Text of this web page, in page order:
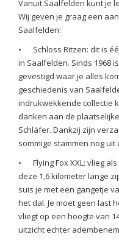
Vanuit Saalfelden kunt je
Wij geven je graag een
Saalfelden:
•
Schloss Ritzen: dit is
in Saalfelden. Sinds 1968
gevestigd waar je alles
geschiedenis van
indrukwekkende collectie
danken aan de
Schläfer. Dankzij zijn
sommige stammen nog
•
Flying Fox XXL: vlieg
deze 1,6 kilometer lange
suis je met een gangetje
het dal. Je moet geen last
vliegt op een hoogte van
uitzicht echter